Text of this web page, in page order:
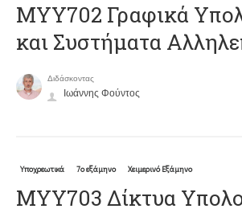
ΜΥΥ702 Γραφικά
και Συστήματα
Διδάσκοντας
Ιωάννης Φούντος
Υποχρεωτικά 7ο εξάμηνο Χειμερινό Εξάμηνο
ΜΥΥ703 Δίκτυα